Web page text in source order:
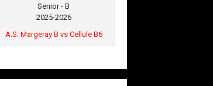
Senior - B
2025-2026
A.S. Margeray B vs Cellule B6